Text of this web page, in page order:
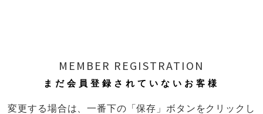
MEMBER REGISTRATION
まだ会員登録されていないお客様
変更する場合は、一番下の「保存」ボタンをクリックし